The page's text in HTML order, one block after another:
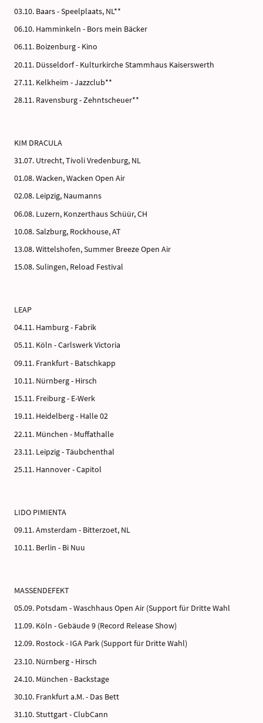
03.10. Baars - Speelplaats, NL**
06.10. Hamminkeln - Bors mein Bäcker
06.11. Boizenburg - Kino
20.11. Düsseldorf - Kulturkirche Stammhaus Kaiserswerth
27.11. Kelkheim - Jazzclub**
28.11. Ravensburg - Zehntscheuer**
KIM DRACULA
31.07. Utrecht, Tivoli Vredenburg, NL
01.08. Wacken, Wacken Open Air
02.08. Leipzig, Naumanns
06.08. Luzern, Konzerthaus Schüür, CH
10.08. Salzburg, Rockhouse, AT
13.08. Wittelshofen, Summer Breeze Open Air
15.08. Sulingen, Reload Festival
LEAP
04.11. Hamburg - Fabrik
05.11. Köln - Carlswerk Victoria
09.11. Frankfurt - Batschkapp
10.11. Nürnberg - Hirsch
15.11. Freiburg - E-Werk
19.11. Heidelberg - Halle 02
22.11. München - Muffathalle
23.11. Leipzig - Täubchenthal
25.11. Hannover - Capitol
LIDO PIMIENTA
09.11. Amsterdam - Bitterzoet, NL
10.11. Berlin - Bi Nuu
MASSENDEFEKT
05.09. Potsdam - Waschhaus Open Air (Support für Dritte Wahl
11.09. Köln - Gebäude 9 (Record Release Show)
12.09. Rostock - IGA Park (Support für Dritte Wahl)
23.10. Nürnberg - Hirsch
24.10. München - Backstage
30.10. Frankfurt a.M. - Das Bett
31.10. Stuttgart - ClubCann